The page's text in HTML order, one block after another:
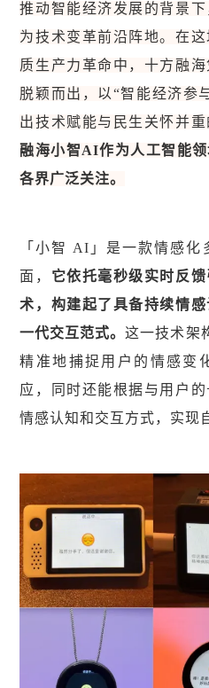
推动智能经济发展的背景
为技术变革前沿阵地。在
质生产力革命中，十方融
脱颖而出，以“智能经济参
出技术赋能与民生关怀并
融海小智AI作为人工智能
各界广泛关注。
「小智 AI」是一款情感
面， 它依托毫秒级实时反
术，构建起了具备持续情
一代交互范式。这一技术架
精准地捕捉用户的情感变
应，同时还能根据与用户
情感认知和交互方式，实现